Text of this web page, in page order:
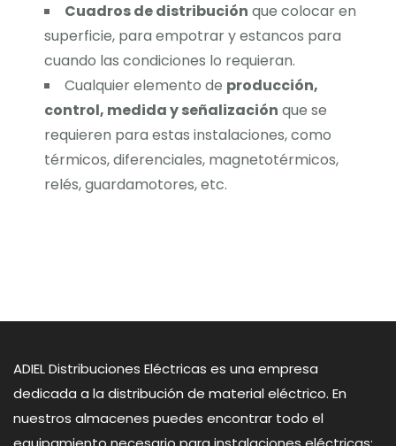
Cuadros de distribución que colocar en
superficie, para empotrar y estancos para
cuando las condiciones lo requieran.
Cualquier elemento de producción,
control, medida y señalización que se
requieren para estas instalaciones, como
térmicos, diferenciales, magnetotérmicos,
relés, guardamotores, etc.
ADIEL Distribuciones Eléctricas es una empresa
dedicada a la distribución de material eléctrico. En
nuestros almacenes puedes encontrar todo el